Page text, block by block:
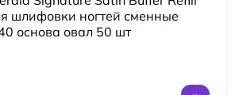
шлифовки ногтей сменные
основа овал 50 шт